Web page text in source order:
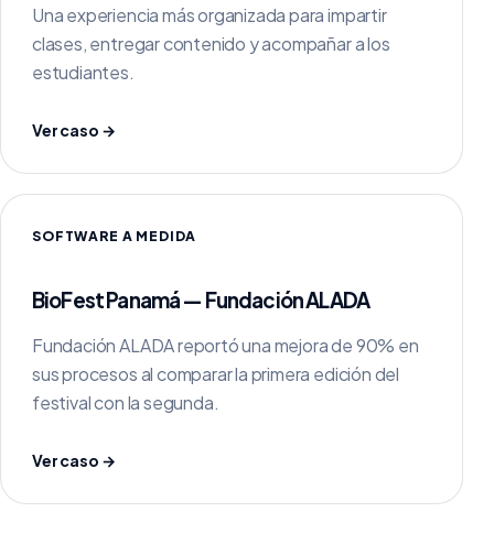
Una experiencia más organizada para impartir
clases, entregar contenido y acompañar a los
estudiantes.
Ver caso →
SOFTWARE A MEDIDA
BioFest Panamá — Fundación ALADA
Fundación ALADA reportó una mejora de 90% en
sus procesos al comparar la primera edición del
festival con la segunda.
Ver caso →